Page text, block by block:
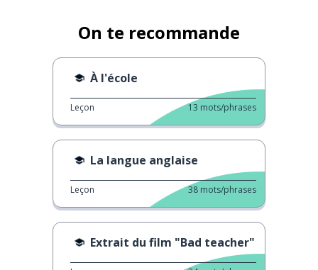
On te recommande
À l'école
Leçon 13 mots/phrases
La langue anglaise
Leçon 38 mots/phrases
Extrait du film "Bad teacher"